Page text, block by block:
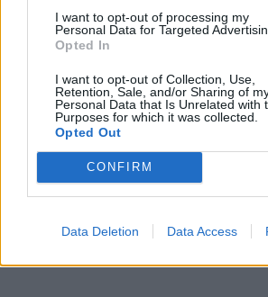
I want to opt-out of processing my
Personal Data for Targeted
Opted In
I want to opt-out of Collection, Use,
Retention, Sale, and/or Sharing of
Personal Data that Is Unrelated with
Purposes for which it was collected.
Opted Out
CONFIRM
Data Deletion Data Access
06 Αυγούστου 2026
5 σοβαρές λοιμώξεις που μπορεί
νερό σε πισίνες, λίμνες και
προστασίας